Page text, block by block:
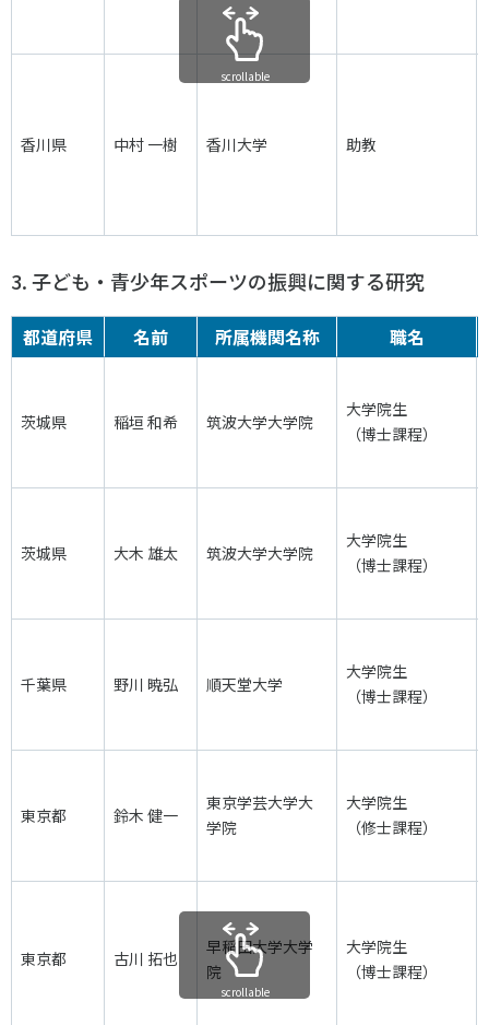
香川県 中村 一樹 香川大学 助教
scrollable
3. 子ども・青少年スポーツの振興に関する研究
都道府県 名前 所属機関名称 職名
茨城県 稲垣 和希 筑波大学大学院
大学院生
（博士課程）
茨城県 大木 雄太 筑波大学大学院
大学院生
（博士課程）
千葉県 野川 暁弘 順天堂大学
大学院生
（博士課程）
東京都 鈴木 健一
東京学芸大学大
学院
大学院生
（修士課程）
東京都 古川 拓也
早稲田大学大学
院
大学院生
（博士課程）
scrollable